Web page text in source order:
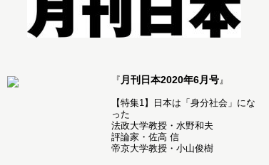
『 月刊日本2020年6月号』
【特集1】日本は「身分社会」にな
った
法政大学教授・水野和夫
評論家・佐高 信
帝京大学教授・小山俊樹